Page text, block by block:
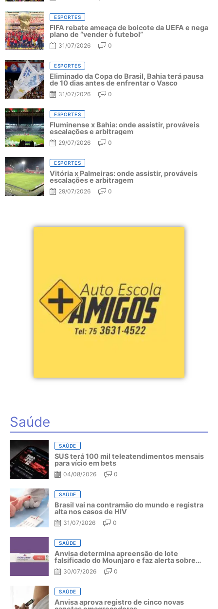
ESPORTES
FIFA rebate ameaça de boicote da UEFA e nega
plano de “vender o futebol”
31/07/2026 0
ESPORTES
Eliminado da Copa do Brasil, Bahia terá pausa
de 10 dias antes de enfrentar o Vasco
31/07/2026 0
ESPORTES
Fluminense x Bahia: onde assistir, prováveis
escalações e arbitragem
29/07/2026 0
ESPORTES
Vitória x Palmeiras: onde assistir, prováveis
escalações e arbitragem
29/07/2026 0
Saúde
SAÚDE
SUS terá 100 mil teleatendimentos mensais
para vício em bets
04/08/2026 0
SAÚDE
Brasil vai na contramão do mundo e registra
alta nos casos de HIV
31/07/2026 0
SAÚDE
Anvisa determina apreensão de lote
falsificado do Mounjaro e faz alerta sobre
riscos do medicamento
30/07/2026 0
SAÚDE
Anvisa aprova registro de cinco novas